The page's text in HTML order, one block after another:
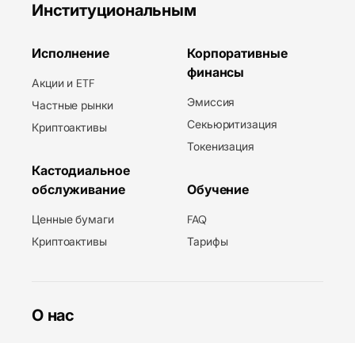
Институциональным
Исполнение
Акции и ETF
Частные рынки
Криптоактивы
Кастодиальное
обслуживание
Ценные бумаги
Криптоактивы
Корпоративные
финансы
Эмиссия
Секьюритизация
Токенизация
Обучение
FAQ
Тарифы
О нас